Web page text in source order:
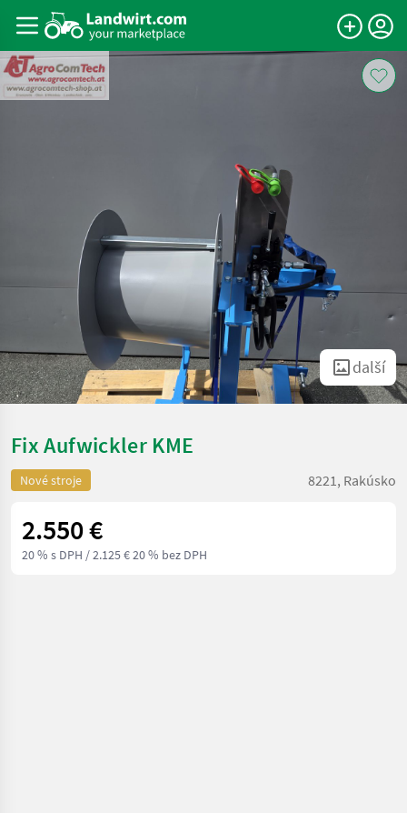
další
Fix Aufwickler KME
Nové stroje 8221, Rakúsko
2.550 €
20 % s DPH / 2.125 € 20 % bez DPH